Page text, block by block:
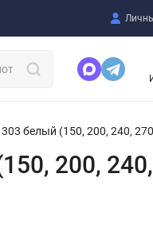
белый (150, 200, 240,
200,